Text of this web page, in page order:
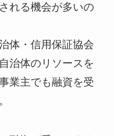
れる機会が多いの
体・信用保証協会
治体のリソースを
業主でも融資を受